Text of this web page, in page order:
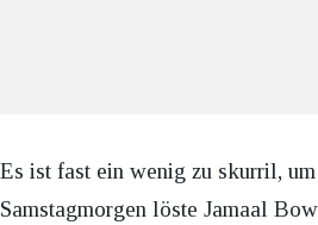
Es ist fast ein wenig zu skurril,
Samstagmorgen löste Jamaal